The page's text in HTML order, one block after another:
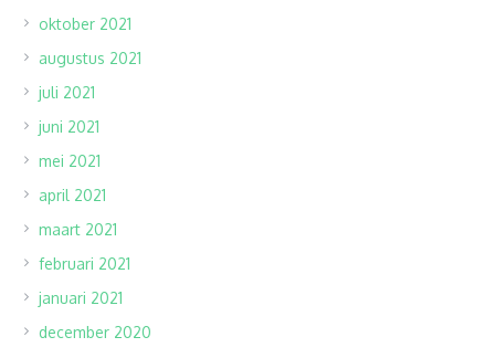
oktober 2021
augustus 2021
juli 2021
juni 2021
mei 2021
april 2021
maart 2021
februari 2021
januari 2021
december 2020